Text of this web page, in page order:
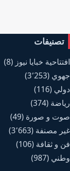
تصنيفات
افتتاحية خبايا نيوز (8)
جهوي (3٬253)
دولي (116)
رياضة (374)
صوت و صورة (49)
غير مصنفة (3٬663)
فن و ثقافة (106)
وطني (987)